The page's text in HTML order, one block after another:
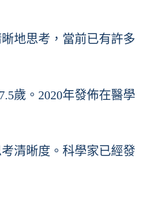
地思考，當前已有許多
歲。2020年發佈在醫學
清晰度。科學家已經發